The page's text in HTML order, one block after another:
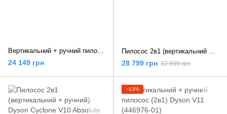
24 149 грн 28 799 грн 32 999 грн
−13%